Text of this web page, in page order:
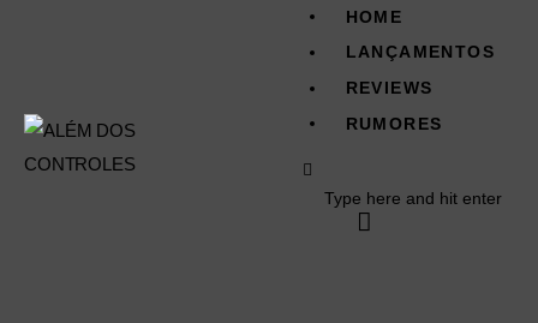
HOME
LANÇAMENTOS
REVIEWS
RUMORES